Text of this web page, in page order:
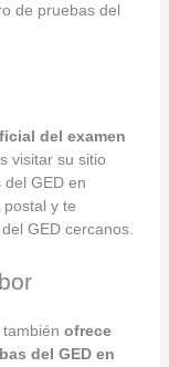
de pruebas del
del examen
visitar su sitio
GED en
y te
GED cercanos.
ofrece
del GED en